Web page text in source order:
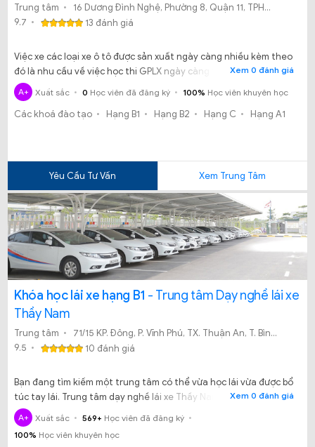
Trung tâm
16 Dương Đình Nghệ, Phường 8, Quận 11, TPHCM
9.7
13 đánh giá
Việc xe các loại xe ô tô được sản xuất ngày càng nhiều kèm theo
đó là nhu cầu về việc học thi GPLX ngày càng tăng. Bạn tìm mãi
mà bạn vẫn không biết trung tâm nào dạy học lái xe uy tín, chất
lượng. Bạn tình cờ biết đến Trung tâm đào tạo lái xe Thành Đạt,
thế nhưng liệu học lái xe ở thành Đạt có ổn không?
Xem 0 đánh giá
A+ Xuất sắc 0 Học viên đã đăng ký 100% Học viên khuyên học
Các khoá đào tạo Hạng B1 Hạng B2 Hạng C Hạng A1
Yêu Cầu Tư Vấn Xem Trung Tâm
Khóa học lái xe hạng B1 - Trung tâm Dạy nghề lái xe
Thầy Nam
Trung tâm
71/15 KP. Đông, P. Vĩnh Phú, TX. Thuận An, T. Bình Dương
9.5
10 đánh giá
Bạn đang tìm kiếm một trung tâm có thể vừa học lái vừa được bổ
túc tay lái. Trung tâm dạy nghề lái xe Thầy Nam chính là một
trung tâm mà bạn đang tìm kiếm.
Xem 0 đánh giá
A+ Xuất sắc 569+ Học viên đã đăng ký
100% Học viên khuyên học